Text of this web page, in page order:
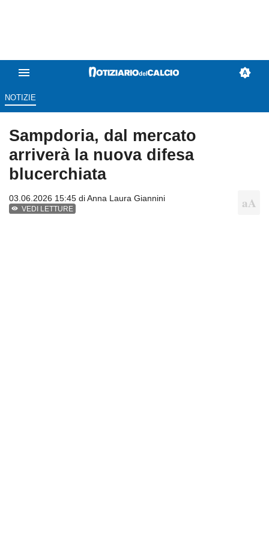
NOTIZIE
Sampdoria, dal mercato
arriverà la nuova difesa
blucerchiata
03.06.2026 15:45 diAnna Laura Giannini
VEDI LETTURE